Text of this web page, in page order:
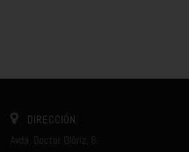
DIRECCIÓN:
Avda. Doctor Olóriz, 6.